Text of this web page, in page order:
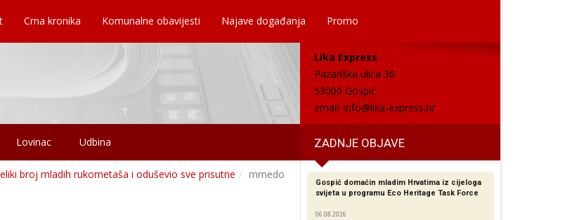
Crna kronika Komunalne obavijesti Najave događanja Promo
Lika Express
Pazariška ulica 36
53000 Gospić
email: info@lika-express.hr
Lovinac Udbina ZADNJE OBJAVE
broj mladih rukometaša i oduševio sve prisutne mmedo
Gospić domaćin mladim Hrvatima iz cijeloga
svijeta u programu Eco Heritage Task Force
06.08.2026